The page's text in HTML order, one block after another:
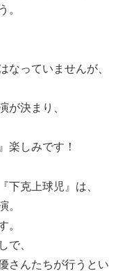
。
なっていませんが、
が決まり、
楽しみです！
下克上球児』は、
。
。
で、
さんたちが行うとい